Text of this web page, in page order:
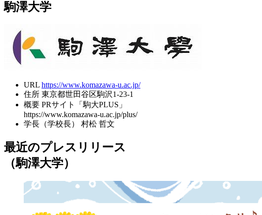
駒澤大学
URL https://www.komazawa-u.ac.jp/
住所 東京都世田谷区駒沢1-23-1
概要 PRサイト「駒大PLUS」
https://www.komazawa-u.ac.jp/plus/
学長（学校長）
村松 哲文
最近のプレスリリース
（駒澤大学）